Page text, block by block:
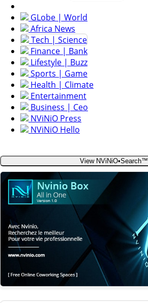
GLobe | World
Africa News
Tech | Science
Finance | Bank
Lifestyle | Buzz
Sports | Game
Health | Climate
Entertainment
Business | Ceo
NViNiO Press
NViNiO Hello
View NViNiO•Search™